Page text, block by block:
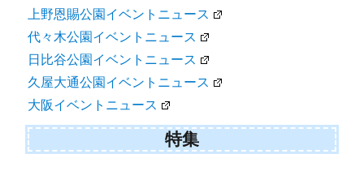
上野恩賜公園イベントニュース
代々木公園イベントニュース
日比谷公園イベントニュース
久屋大通公園イベントニュース
大阪イベントニュース
特集